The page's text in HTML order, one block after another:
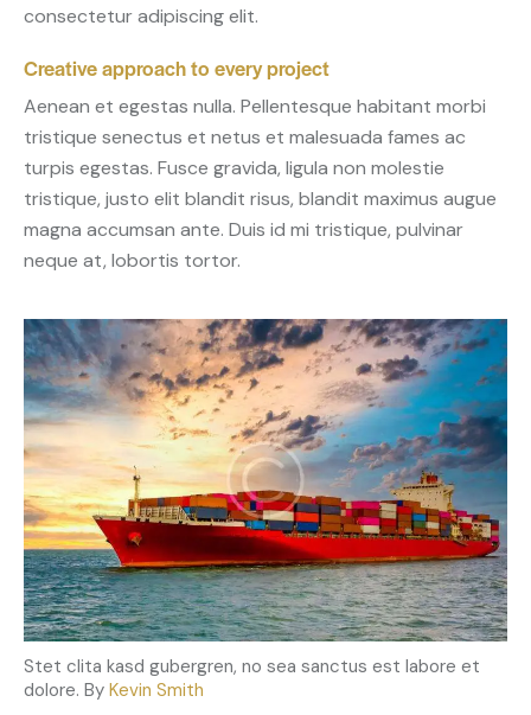
consectetur adipiscing elit.
Creative approach to every project
Aenean et egestas nulla. Pellentesque habitant morbi
tristique senectus et netus et malesuada fames ac
turpis egestas. Fusce gravida, ligula non molestie
tristique, justo elit blandit risus, blandit maximus augue
magna accumsan ante. Duis id mi tristique, pulvinar
neque at, lobortis tortor.
Stet clita kasd gubergren, no sea sanctus est labore et
dolore. By Kevin Smith